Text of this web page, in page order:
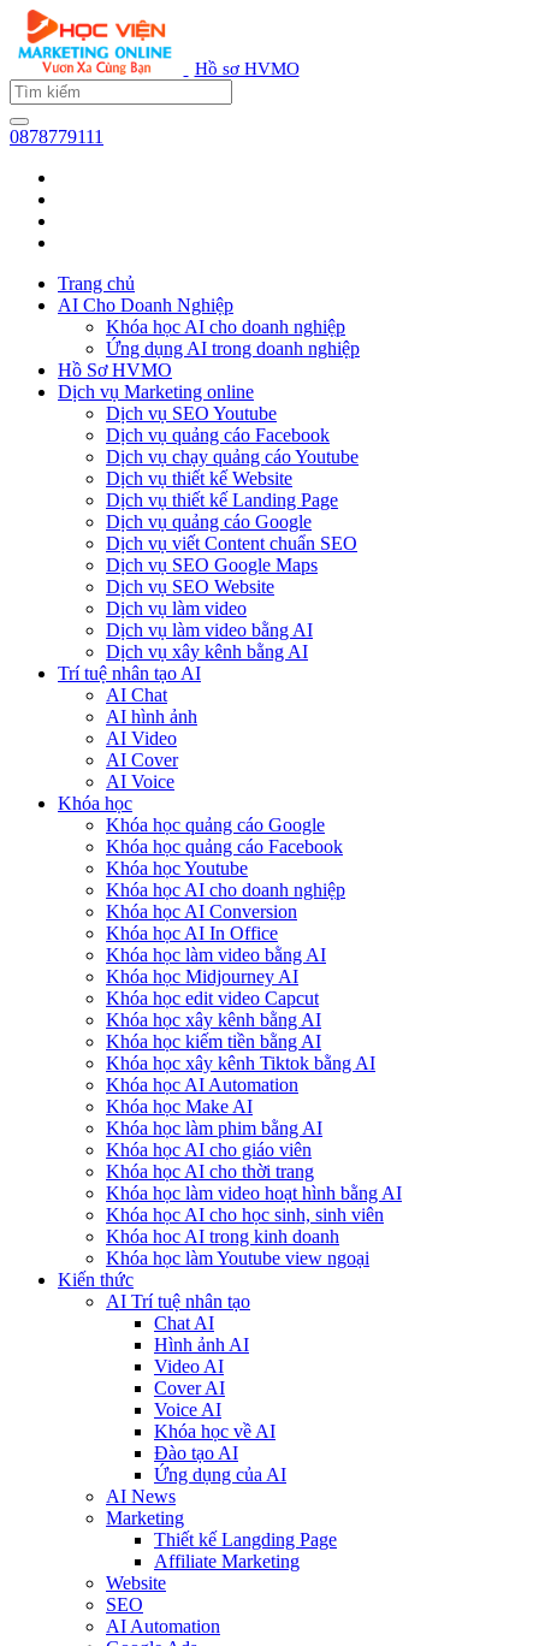
Hồ sơ HVMO
0878779111
Trang chủ
AI Cho Doanh Nghiệp
Khóa học AI cho doanh nghiệp
Ứng dụng AI trong doanh nghiệp
Hồ Sơ HVMO
Dịch vụ Marketing online
Dịch vụ SEO Youtube
Dịch vụ quảng cáo Facebook
Dịch vụ chạy quảng cáo Youtube
Dịch vụ thiết kế Website
Dịch vụ thiết kế Landing Page
Dịch vụ quảng cáo Google
Dịch vụ viết Content chuẩn SEO
Dịch vụ SEO Google Maps
Dịch vụ SEO Website
Dịch vụ làm video
Dịch vụ làm video bằng AI
Dịch vụ xây kênh bằng AI
Trí tuệ nhân tạo AI
AI Chat
AI hình ảnh
AI Video
AI Cover
AI Voice
Khóa học
Khóa học quảng cáo Google
Khóa học quảng cáo Facebook
Khóa học Youtube
Khóa học AI cho doanh nghiệp
Khóa học AI Conversion
Khóa học AI In Office
Khóa học làm video bằng AI
Khóa học Midjourney AI
Khóa học edit video Capcut
Khóa học xây kênh bằng AI
Khóa học kiếm tiền bằng AI
Khóa học xây kênh Tiktok bằng AI
Khóa học AI Automation
Khóa học Make AI
Khóa học làm phim bằng AI
Khóa học AI cho giáo viên
Khóa học AI cho thời trang
Khóa học làm video hoạt hình bằng AI
Khóa học AI cho học sinh, sinh viên
Khóa hoc AI trong kinh doanh
Khóa học làm Youtube view ngoại
Kiến thức
AI Trí tuệ nhân tạo
Chat AI
Hình ảnh AI
Video AI
Cover AI
Voice AI
Khóa học về AI
Đào tạo AI
Ứng dụng của AI
AI News
Marketing
Thiết kế Langding Page
Affiliate Marketing
Website
SEO
AI Automation